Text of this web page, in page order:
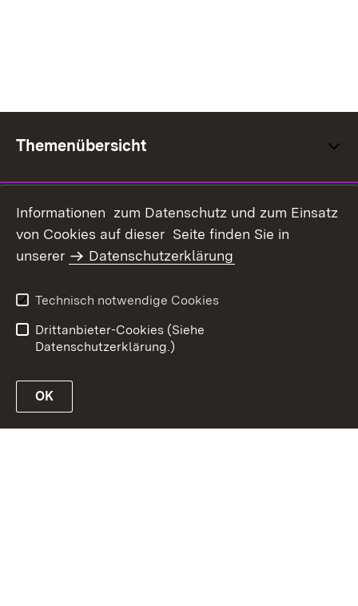
Themenübersicht
Informationen zum Datenschutz und zum Einsatz
von Cookies auf dieser Seite finden Sie in
unserer
Datenschutzerklärung
Technisch notwendige Cookies
Drittanbieter-Cookies (Siehe
Datenschutzerklärung.)
OK